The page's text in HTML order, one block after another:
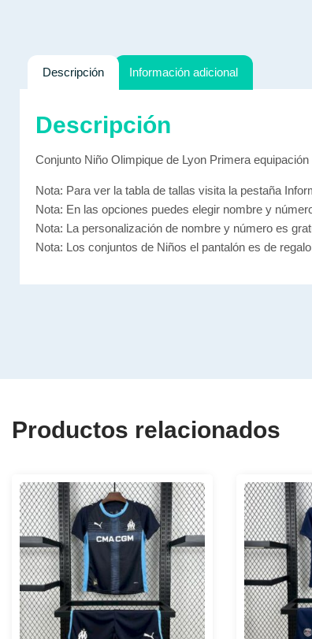
Descripción Información adicional
Descripción
Conjunto Niño Olimpique de Lyon Primera
Nota: Para ver la tabla de tallas visita la pestaña
Nota: En las opciones puedes elegir nombre y
Nota: La personalización de nombre y número es
Nota: Los conjuntos de Niños el pantalón es de
Productos relacionados